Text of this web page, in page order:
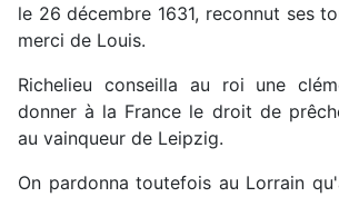
le 26 décembre 1631, reconnut ses
merci de Louis.
Richelieu conseilla au roi une
donner à la France le droit de
au vainqueur de Leipzig.
On pardonna toutefois au Lorrain